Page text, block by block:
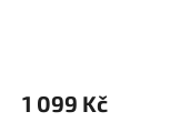
1 099 Kč